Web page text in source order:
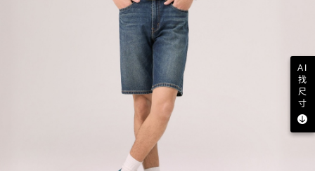
AI
找
尺
寸